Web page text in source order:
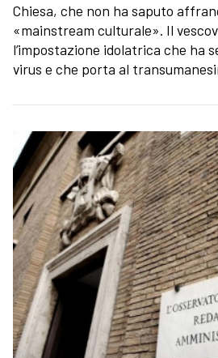
Chiesa, che non ha saputo
«mainstream culturale». Il
l’impostazione idolatrica che ha
virus e che porta al